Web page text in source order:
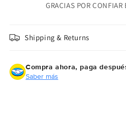
GRACIAS POR
Shipping & Returns
Compra ahora, paga
Saber más